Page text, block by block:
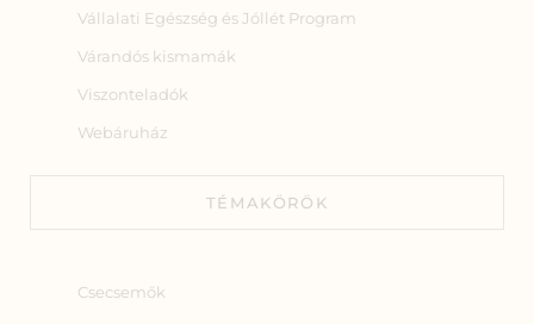
Vállalati Egészség és Jóllét Program
Várandós kismamák
Viszonteladók
Webáruház
TÉMAKÖRÖK
Csecsemők